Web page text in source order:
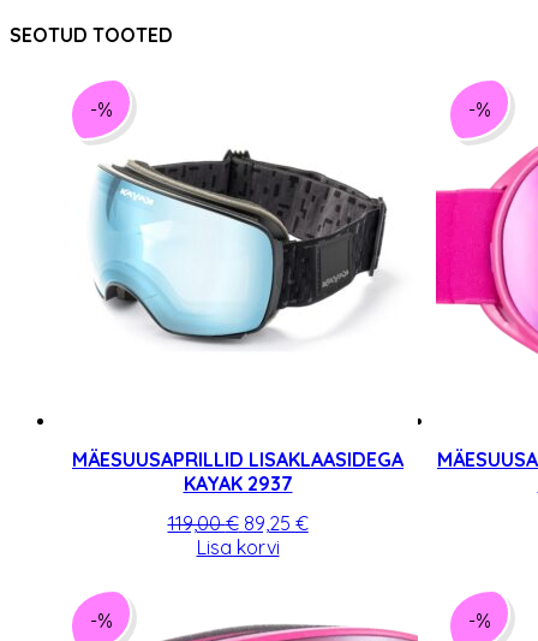
SEOTUD TOOTED
-%
MÄESUUSAPRILLID LISAKLAASIDEGA
KAYAK 2937
119,00€ Algne
hind
89,25 €Praegune
Lisa korvi
-%
-% -%